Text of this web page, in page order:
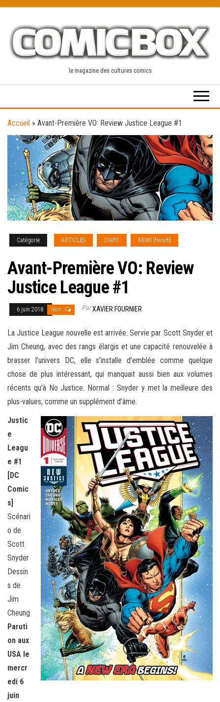
content
le magazine des cultures comics
Accueil » Avant-Première VO: Review Justice League #1
Catégorie ARTICLES DIAPO NEWS [french]
Avant-Première VO: Review
Justice League #1
6 juin 2018 Non ParXAVIER FOURNIER
La Justice League nouvelle est arrivée. Servie par Scott Snyder et
Jim Cheung, avec des rangs élargis et une capacité renouvelée à
brasser l’univers DC, elle s’installe d’emblée comme quelque
chose de plus intéressant, qui manquait aussi bien aux volumes
récents qu’à No Justice. Normal : Snyder y met la meilleure des
plus-values, comme un supplément d’âme.
Justic
e
Leagu
e #1
[DC
Comic
s]
Scénari
o de
Scott
Snyder
Dessin
s de
Jim
Cheung
Paruti
on aux
USA le
mercr
edi 6
juin